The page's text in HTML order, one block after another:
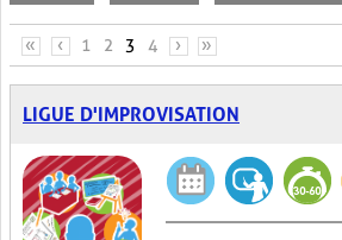
PAGES
« ‹ 1 2 3 4 › »
LIGUE D'IMPROVISATION